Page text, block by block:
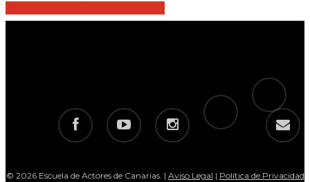
facebook youtube instagram
telegram
tiktok
email
© 2026 Escuela de Actores de Canarias. | Aviso Legal | Política de Privacidad